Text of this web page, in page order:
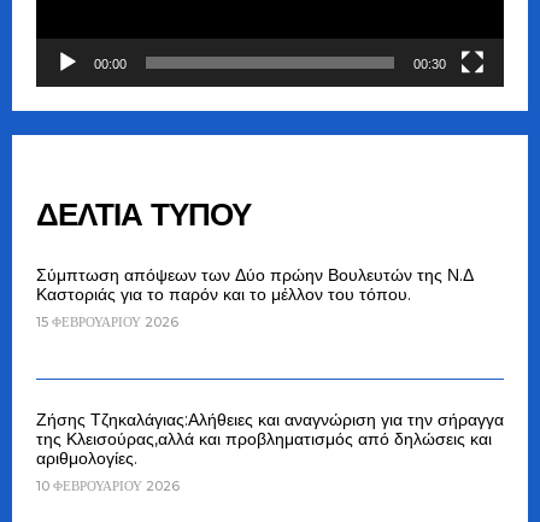
00:00 00:30
ΔΕΛΤΙΑ ΤΥΠΟΥ
Σύμπτωση απόψεων των Δύο πρώην Βουλευτών της Ν.Δ
Καστοριάς για το παρόν και το μέλλον του τόπου.
15 ΦΕΒΡΟΥΑΡΊΟΥ 2026
Ζήσης Τζηκαλάγιας:Αλήθειες και αναγνώριση για την σήραγγα
της Κλεισούρας,αλλά και προβληματισμός από δηλώσεις και
αριθμολογίες.
10 ΦΕΒΡΟΥΑΡΊΟΥ 2026